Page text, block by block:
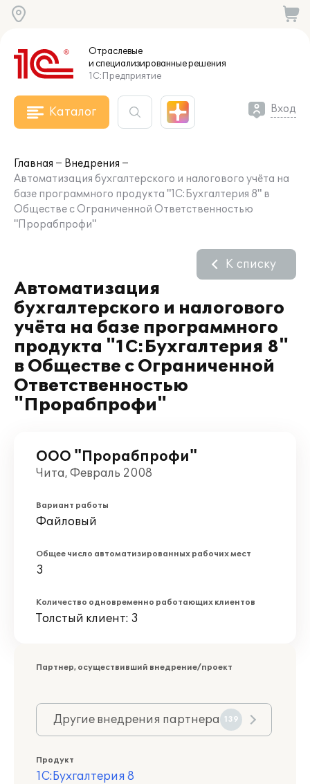
Отраслевые
и специализированныерешения
1С:Предприятие
Каталог Вход
Главная
Внедрения
Автоматизация бухгалтерского и налогового учёта на
базе программного продукта "1С:Бухгалтерия 8" в
Обществе с Ограниченной Ответственностью
"Прорабпрофи"
Автоматизация
бухгалтерского и налогового
учёта на базе программного
продукта "1С:Бухгалтерия 8"
в Обществе с Ограниченной
Ответственностью
"Прорабпрофи"
К списку
ООО "Прорабпрофи"
Чита, Февраль 2008
Вариант работы
Файловый
Общее число автоматизированных рабочих мест
3
Количество одновременно работающих клиентов
Толстый клиент: 3
Партнер, осуществивший внедрение/проект
Другие внедрения партнера 139
Продукт
1С:Бухгалтерия 8